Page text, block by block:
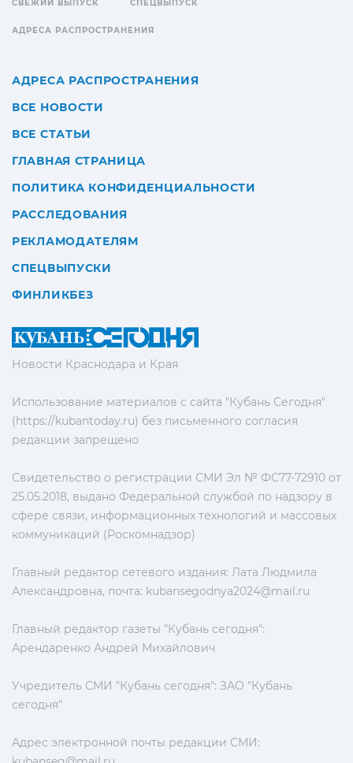
Новости Краснодара и Края
Использование материалов с сайта "Кубань Сегодня"
(https://kubantoday.ru) без письменного согласия
редакции запрещено
Свидетельство о регистрации СМИ Эл № ФС77-72910 от
25.05.2018, выдано Федеральной службой по надзору в
сфере связи, информационных технологий и массовых
коммуникаций (Роскомнадзор)
Главный редактор сетевого издания: Лата Людмила
Александровна, почта: kubansegodnya2024@mail.ru
Главный редактор газеты "Кубань сегодня":
Арендаренко Андрей Михайлович
Учредитель СМИ "Кубань сегодня": ЗАО "Кубань
сегодня"
Адрес электронной почты редакции СМИ:
СВЕЖИЙ ВЫПУСК СПЕЦВЫПУСК
АДРЕСА РАСПРОСТРАНЕНИЯ
АДРЕСА РАСПРОСТРАНЕНИЯ
ВСЕ НОВОСТИ
ВСЕ СТАТЬИ
ГЛАВНАЯ СТРАНИЦА
ПОЛИТИКА КОНФИДЕНЦИАЛЬНОСТИ
РАССЛЕДОВАНИЯ
РЕКЛАМОДАТЕЛЯМ
СПЕЦВЫПУСКИ
ФИНЛИКБЕЗ